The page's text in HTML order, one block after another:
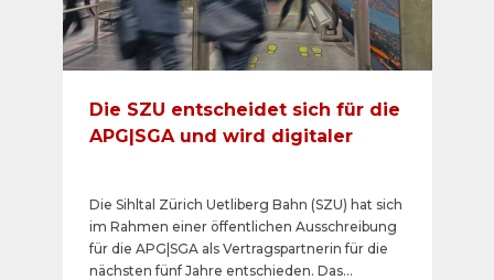
Die SZU entscheidet sich für die
APG|SGA und wird digitaler
Die Sihltal Zürich Uetliberg Bahn (SZU) hat sich
im Rahmen einer öffentlichen Ausschreibung
für die APG|SGA als Vertragspartnerin für die
nächsten fünf Jahre entschieden. Das